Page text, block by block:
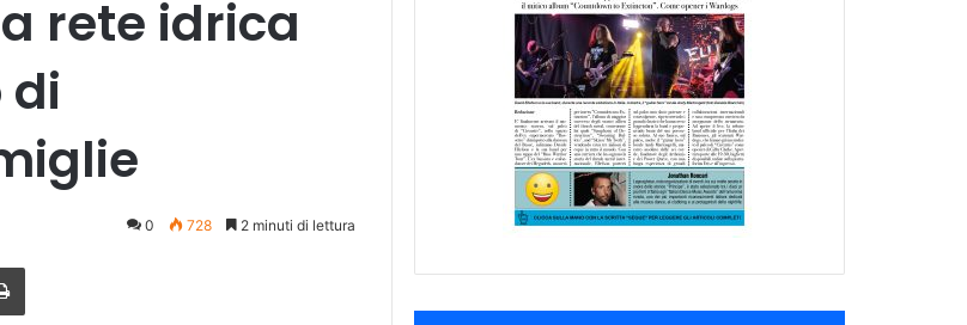
rete idrica
di
0 728 2 minuti di lettura
Stampa